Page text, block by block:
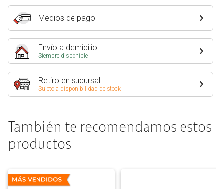
Medios de pago
Envío a domicilio
Siempre disponible
Retiro en sucursal
Sujeto a disponibilidad de stock
También te recomendamos estos
productos